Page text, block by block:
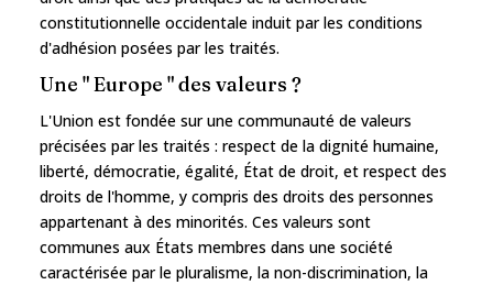
constitutionnelle occidentale induit par les conditions
d'adhésion posées par les traités.
Une " Europe " des valeurs ?
L'Union est fondée sur une communauté de valeurs
précisées par les traités : respect de la dignité humaine,
liberté, démocratie, égalité, État de droit, et respect des
droits de l'homme, y compris des droits des personnes
appartenant à des minorités. Ces valeurs sont
communes aux États membres dans une société
caractérisée par le pluralisme, la non-discrimination, la